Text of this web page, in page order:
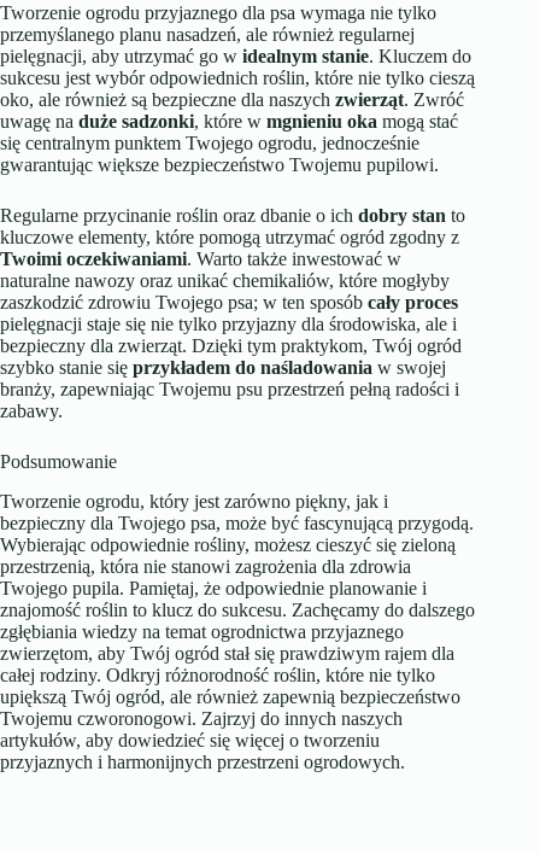
Tworzenie ogrodu przyjaznego dla psa wymaga nie tylko
przemyślanego planu nasadzeń, ale również regularnej
pielęgnacji, aby utrzymać go w idealnym stanie. Kluczem do
sukcesu jest wybór odpowiednich roślin, które nie tylko cieszą
oko, ale również są bezpieczne dla naszych zwierząt. Zwróć
uwagę na duże sadzonki, które w mgnieniu oka mogą stać
się centralnym punktem Twojego ogrodu, jednocześnie
gwarantując większe bezpieczeństwo Twojemu pupilowi.
Regularne przycinanie roślin oraz dbanie o ich dobry stan to
kluczowe elementy, które pomogą utrzymać ogród zgodny z
Twoimi oczekiwaniami. Warto także inwestować w
naturalne nawozy oraz unikać chemikaliów, które mogłyby
zaszkodzić zdrowiu Twojego psa; w ten sposób cały proces
pielęgnacji staje się nie tylko przyjazny dla środowiska, ale i
bezpieczny dla zwierząt. Dzięki tym praktykom, Twój ogród
szybko stanie się przykładem do naśladowania w swojej
branży, zapewniając Twojemu psu przestrzeń pełną radości i
zabawy.
Podsumowanie
Tworzenie ogrodu, który jest zarówno piękny, jak i
bezpieczny dla Twojego psa, może być fascynującą przygodą.
Wybierając odpowiednie rośliny, możesz cieszyć się zieloną
przestrzenią, która nie stanowi zagrożenia dla zdrowia
Twojego pupila. Pamiętaj, że odpowiednie planowanie i
znajomość roślin to klucz do sukcesu. Zachęcamy do dalszego
zgłębiania wiedzy na temat ogrodnictwa przyjaznego
zwierzętom, aby Twój ogród stał się prawdziwym rajem dla
całej rodziny. Odkryj różnorodność roślin, które nie tylko
upiększą Twój ogród, ale również zapewnią bezpieczeństwo
Twojemu czworonogowi. Zajrzyj do innych naszych
artykułów, aby dowiedzieć się więcej o tworzeniu
przyjaznych i harmonijnych przestrzeni ogrodowych.